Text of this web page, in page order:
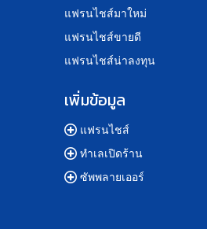
แฟรนไชส์มาใหม่
แฟรนไชส์ขายดี
แฟรนไชส์น่าลงทุน
เพิ่มข้อมูล
แฟรนไชส์
ทำเลเปิดร้าน
ซัพพลายเออร์